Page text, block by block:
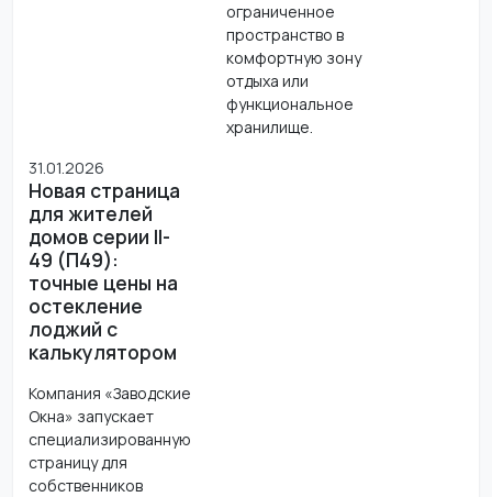
ограниченное
пространство в
комфортную зону
отдыха или
функциональное
хранилище.
31.01.2026
Новая страница
для жителей
домов серии II-
49 (П49):
точные цены на
остекление
лоджий с
калькулятором
Компания «Заводские
Окна» запускает
специализированную
страницу для
собственников